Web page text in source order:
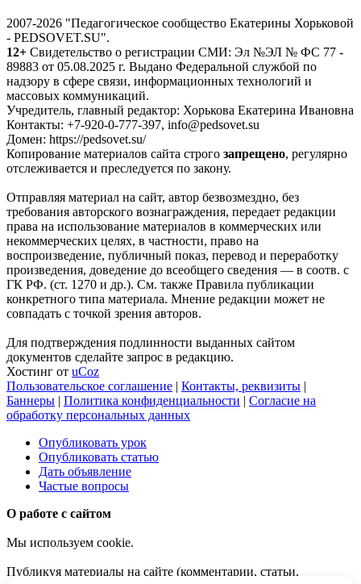
2007-2026 "Педагогическое сообщество Екатерины Хорьковой
- PEDSOVET.SU".
12+ Свидетельство о регистрации СМИ: Эл №ЭЛ № ФС 77 -
89883 от 05.08.2025 г. Выдано Федеральной службой по
надзору в сфере связи, информационных технологий и
массовых коммуникаций.
Учредитель, главный редактор: Хорькова Екатерина Ивановна
Контакты: +7-920-0-777-397, info@pedsovet.su
Домен: https://pedsovet.su/
Копирование материалов сайта строго запрещено, регулярно
отслеживается и преследуется по закону.
Отправляя материал на сайт, автор безвозмездно, без
требования авторского вознаграждения, передает редакции
права на использование материалов в коммерческих или
некоммерческих целях, в частности, право на
воспроизведение, публичный показ, перевод и переработку
произведения, доведение до всеобщего сведения — в соотв. с
ГК РФ. (ст. 1270 и др.). См. также Правила публикации
конкретного типа материала. Мнение редакции может не
совпадать с точкой зрения авторов.
Для подтверждения подлинности выданных сайтом
документов сделайте запрос в редакцию.
Хостинг от uCoz
Пользовательское соглашение | Контакты, реквизиты |
Баннеры | Политика конфиденциальности | Согласие на
обработку персональных данных
Опубликовать урок
Опубликовать статью
Дать объявление
Частые вопросы
О работе с сайтом
Мы используем cookie.
Публикуя материалы на сайте (комментарии, статьи,